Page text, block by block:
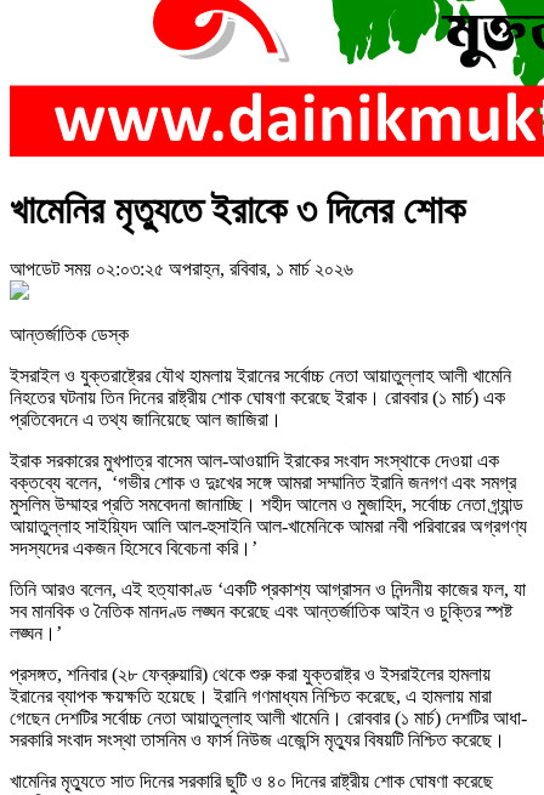
খামেনির মৃত্যুতে ইরাকে ৩ দিনের শোক
আপডেট সময় ০২:০৩:২৫ অপরাহ্ন, রবিবার, ১ মার্চ ২০২৬
আন্তর্জাতিক ডেস্ক
ইসরাইল ও যুক্তরাষ্ট্রের যৌথ হামলায় ইরানের সর্বোচ্চ নেতা আয়াতুল্লাহ আলী খামেনি
নিহতের ঘটনায় তিন দিনের রাষ্ট্রীয় শোক ঘোষণা করেছে ইরাক। রোববার (১ মার্চ) এক
প্রতিবেদনে এ তথ্য জানিয়েছে আল জাজিরা।
ইরাক সরকারের মুখপাত্র বাসেম আল-আওয়াদি ইরাকের সংবাদ সংস্থাকে দেওয়া এক
বক্তব্যে বলেন, ‘গভীর শোক ও দুঃখের সঙ্গে আমরা সম্মানিত ইরানি জনগণ এবং সমগ্র
মুসলিম উম্মাহর প্রতি সমবেদনা জানাচ্ছি। শহীদ আলেম ও মুজাহিদ, সর্বোচ্চ নেতা গ্র্যান্ড
আয়াতুল্লাহ সাইয়্যিদ আলি আল-হুসাইনি আল-খামেনিকে আমরা নবী পরিবারের অগ্রগণ্য
সদস্যদের একজন হিসেবে বিবেচনা করি।’
তিনি আরও বলেন, এই হত্যাকাণ্ড ‘একটি প্রকাশ্য আগ্রাসন ও নিন্দনীয় কাজের ফল, যা
সব মানবিক ও নৈতিক মানদণ্ড লঙ্ঘন করেছে এবং আন্তর্জাতিক আইন ও চুক্তির স্পষ্ট
লঙ্ঘন।’
প্রসঙ্গত, শনিবার (২৮ ফেব্রুয়ারি) থেকে শুরু করা যুক্তরাষ্ট্র ও ইসরাইলের হামলায়
ইরানের ব্যাপক ক্ষয়ক্ষতি হয়েছে। ইরানি গণমাধ্যম নিশ্চিত করেছে, এ হামলায় মারা
গেছেন দেশটির সর্বোচ্চ নেতা আয়াতুল্লাহ আলী খামেনি। রোববার (১ মার্চ) দেশটির আধা-
সরকারি সংবাদ সংস্থা তাসনিম ও ফার্স নিউজ এজেন্সি মৃত্যুর বিষয়টি নিশ্চিত করেছে।
খামেনির মৃত্যুতে সাত দিনের সরকারি ছুটি ও ৪০ দিনের রাষ্ট্রীয় শোক ঘোষণা করেছে